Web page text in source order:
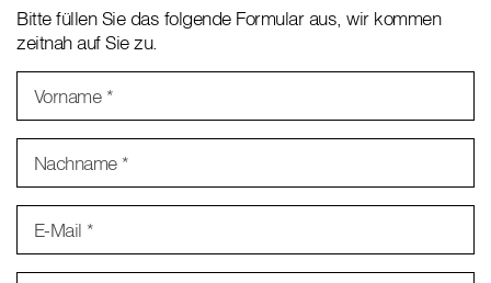
Bitte füllen Sie das folgende Formular aus, wir kommen
zeitnah auf Sie zu.
Vorname *
Nachname *
E-Mail *